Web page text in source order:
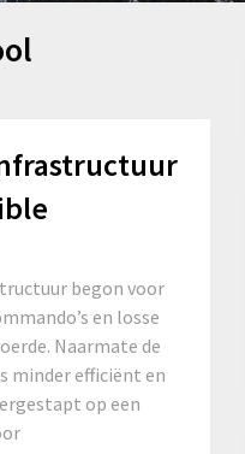
begon voor
en losse
Naarmate de
minder efficiënt en
op een